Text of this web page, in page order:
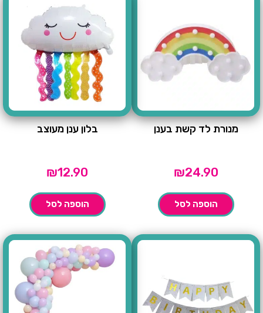
מנורת לד קשת בענן
₪24.90
הוספה לסל
בלון ענן מעוצב
₪12.90
הוספה לסל